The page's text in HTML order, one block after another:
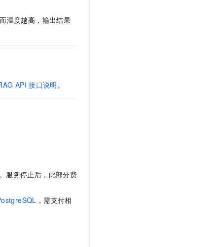
温度越高，输出结果
API 接口说明。
服务停止后，此部分费
，需支付相